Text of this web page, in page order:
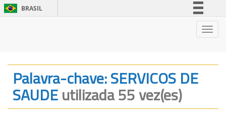
BRASIL
Legislação
Canais
Palavra-chave: SERVICOS DE
SAUDEutilizada 55 vez(es)